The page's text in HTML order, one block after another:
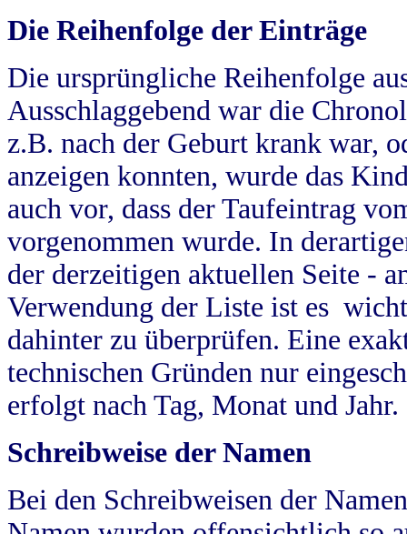
Die Reihenfolge der Einträge
Die ursprüngliche Reihenfolge
Ausschlaggebend war die
z.B. nach der Geburt krank war,
anzeigen konnten, wurde das
auch vor, dass der Taufeintrag
vorgenommen wurde. In
der derzeitigen aktuellen Seite -
Verwendung der Liste ist es
dahinter zu überprüfen. Eine
technischen Gründen nur
erfolgt nach Tag, Monat und Jahr.
Schreibweise der Namen
Bei den Schreibweisen der